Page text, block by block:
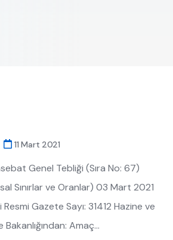
11 Mart 2021
Genel Tebliği (Sıra No: 67)
Sınırlar ve Oranlar) 03 Mart 2021
Resmi Gazete Sayı: 31412 Hazine ve
Bakanlığından: Amaç…